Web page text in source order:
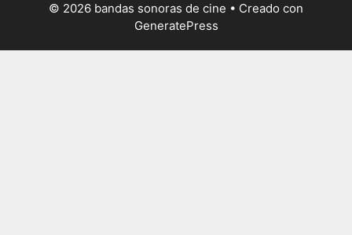
© 2026 bandas sonoras de cine • Creado con
GeneratePress